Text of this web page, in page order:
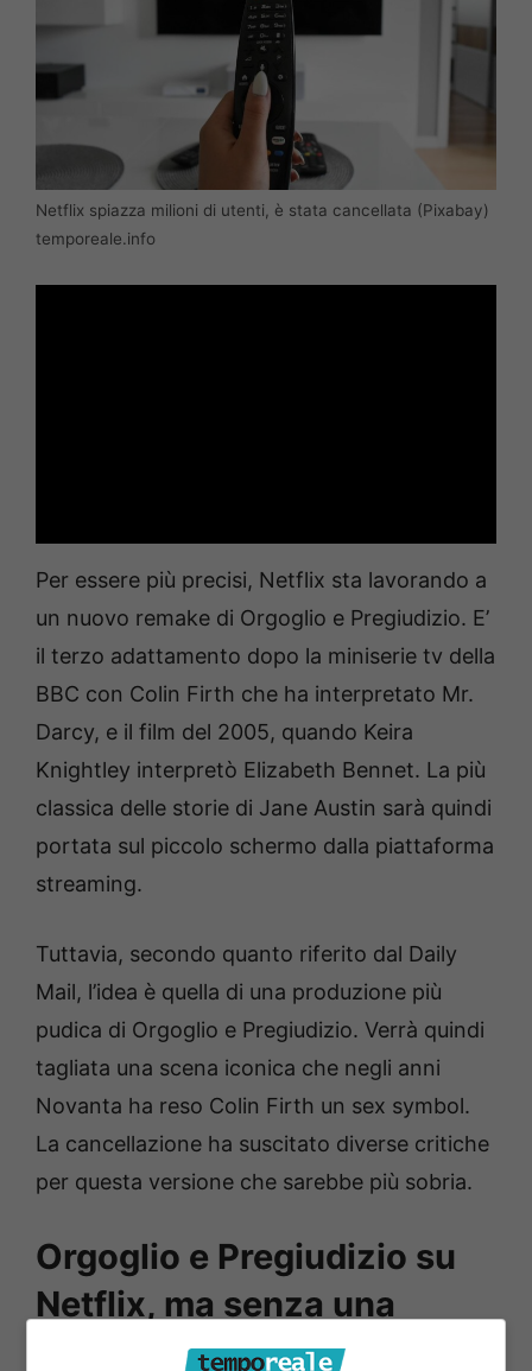
Netflix spiazza milioni di utenti, è stata cancellata (Pixabay)
temporeale.info
Per essere più precisi, Netflix sta lavorando a
un nuovo remake di Orgoglio e Pregiudizio. E’
il terzo adattamento dopo la miniserie tv della
BBC con Colin Firth che ha interpretato Mr.
Darcy, e il film del 2005, quando Keira
Knightley interpretò Elizabeth Bennet. La più
classica delle storie di Jane Austin sarà quindi
portata sul piccolo schermo dalla piattaforma
streaming.
Tuttavia, secondo quanto riferito dal Daily
Mail, l’idea è quella di una produzione più
pudica di Orgoglio e Pregiudizio. Verrà quindi
tagliata una scena iconica che negli anni
Novanta ha reso Colin Firth un sex symbol.
La cancellazione ha suscitato diverse critiche
per questa versione che sarebbe più sobria.
Orgoglio e Pregiudizio su
Netflix, ma senza una
scena iconica